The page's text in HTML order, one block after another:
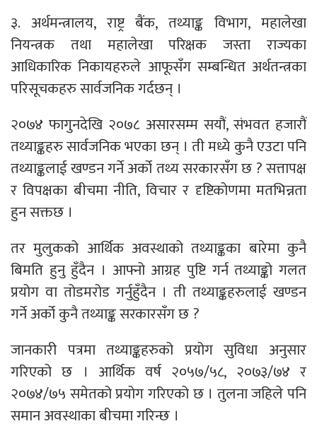
३. अर्थमन्त्रालय, राष्ट्र बैंक, तथ्याङ्क विभाग, महालेखा
नियन्त्रक तथा महालेखा परिक्षक जस्ता राज्यका
आधिकारिक निकायहरुले आफूसँग सम्बन्धित अर्थतन्त्रका
परिसूचकहरु सार्वजनिक गर्दछन् ।
२०७४ फागुनदेखि २०७८ असारसम्म सयौं, संभवत हजारौं
तथ्याङ्कहरु सार्वजनिक भएका छन् । ती मध्ये कुनै एउटा पनि
तथ्याङ्कलाई खण्डन गर्ने अर्को तथ्य सरकारसँग छ ? सत्तापक्ष
र विपक्षका बीचमा नीति, विचार र दृष्टिकोणमा मतभिन्नता
हुन सक्तछ ।
तर मुलुकको आर्थिक अवस्थाको तथ्याङ्कका बारेमा कुनै
बिमति हुनु हुँदैन । आफ्नो आग्रह पुष्टि गर्न तथ्याङ्को गलत
प्रयोग वा तोडमरोड गर्नुहुँदैन । ती तथ्याङ्कहरुलाई खण्डन
गर्ने अर्को कुनै तथ्याङ्क सरकारसँग छ ?
जानकारी पत्रमा तथ्याङ्कहरुको प्रयोग सुविधा अनुसार
गरिएको छ । आर्थिक वर्ष २०५७/५८, २०७३/७४ र
२०७४/७५ समेतको प्रयोग गरिएको छ । तुलना जहिले पनि
समान अवस्थाका बीचमा गरिन्छ ।